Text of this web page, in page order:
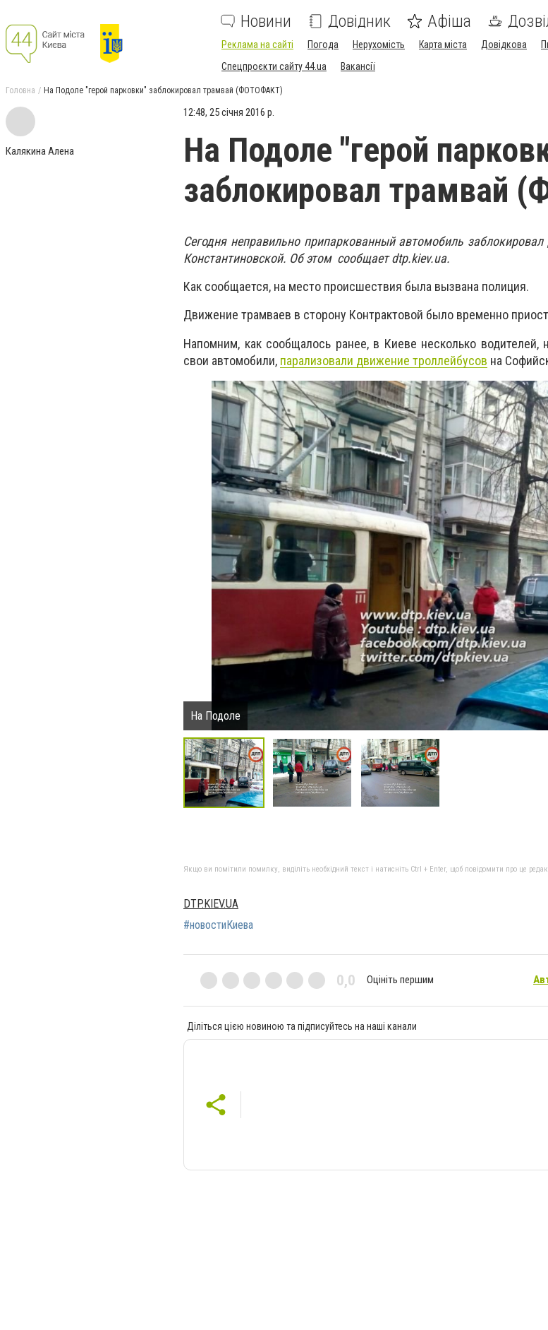
Новини Довідник Афіша
Реклама на сайті Погода Нерухомість Карта міста Довідкова
Спецпроєкти сайту 44.ua
Вакансії
Головна На Подоле "герой парковки" заблокировал трамвай (ФОТОФАКТ)
Калякина Алена
12:48, 25 січня 2016 р.
На Подоле "герой
заблокировал трамвай
Сегодня неправильно припаркованный автомобиль
Константиновской. Об этом сообщает dtp.kiev.ua.
Как сообщается, на место происшествия была вызвана полиция.
Движение трамваев в сторону Контрактовой было временно
Напомним, как сообщалось ранее, в Киеве несколько водителей,
свои автомобили, парализовали движение троллейбусов на
На Подоле
Якщо ви помітили помилку, виділіть необхідний текст і натисніть Ctrl + Enter, щоб повідомити про це
DTP.KIEV.UA
#новостиКиева
0,0 Оцініть першим
Діліться цією новиною та підписуйтесь на наші канали